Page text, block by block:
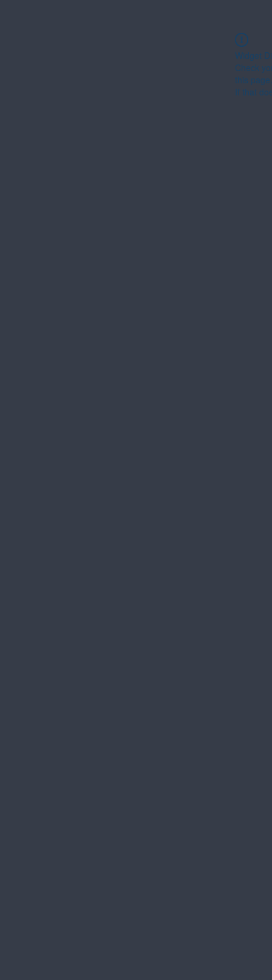
Widget
Check
this page.
If that